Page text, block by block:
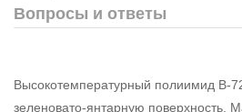
Вопросы и ответы
Высокотемпературный полиимид B-
зеленовато-янтарную поверхность.